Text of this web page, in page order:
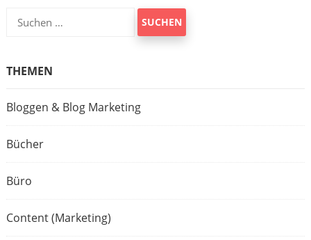
Suchen
nach:
THEMEN
Bloggen & Blog Marketing
Bücher
Büro
Content (Marketing)